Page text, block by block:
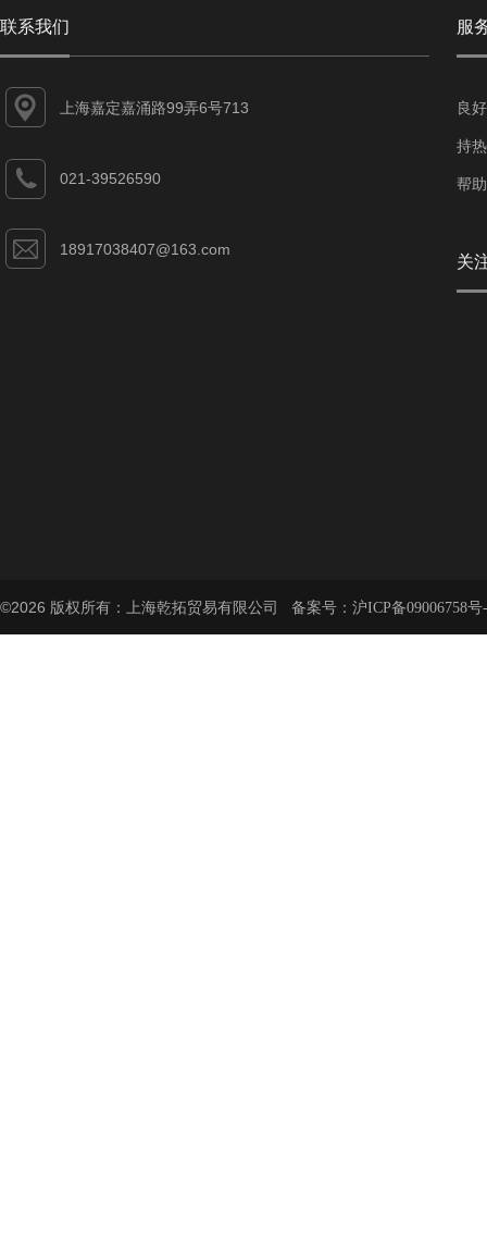
联系我们
上海嘉定嘉涌路99弄6号713
021-39526590
18917038407@163.com
服
良
持
帮
关
©2026 版权所有：上海乾拓贸易有限公司 备案号： 沪ICP备09006758号